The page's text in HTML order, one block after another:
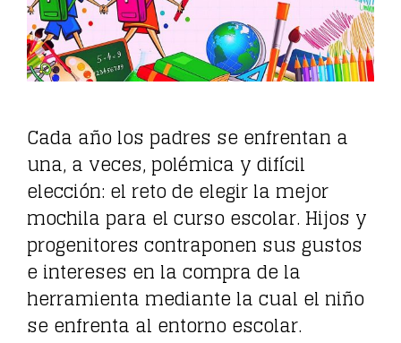
Cada año los padres se enfrentan a
una, a veces, polémica y difícil
elección: el reto de elegir la mejor
mochila para el curso escolar. Hijos y
progenitores contraponen sus gustos
e intereses en la compra de la
herramienta mediante la cual el niño
se enfrenta al entorno escolar.